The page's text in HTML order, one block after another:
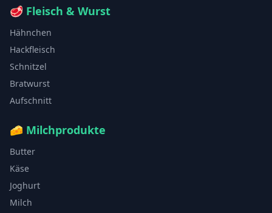
🥩 Fleisch & Wurst
Hähnchen
Hackfleisch
Schnitzel
Bratwurst
Aufschnitt
🧀 Milchprodukte
Butter
Käse
Joghurt
Milch